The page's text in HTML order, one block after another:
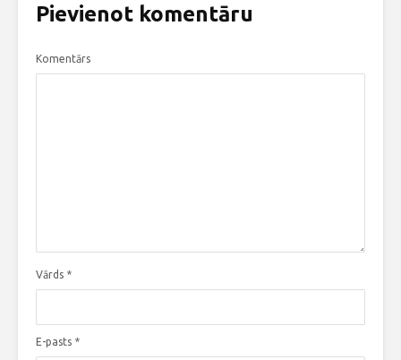
Pievienot komentāru
Komentārs
Vārds *
E-pasts *